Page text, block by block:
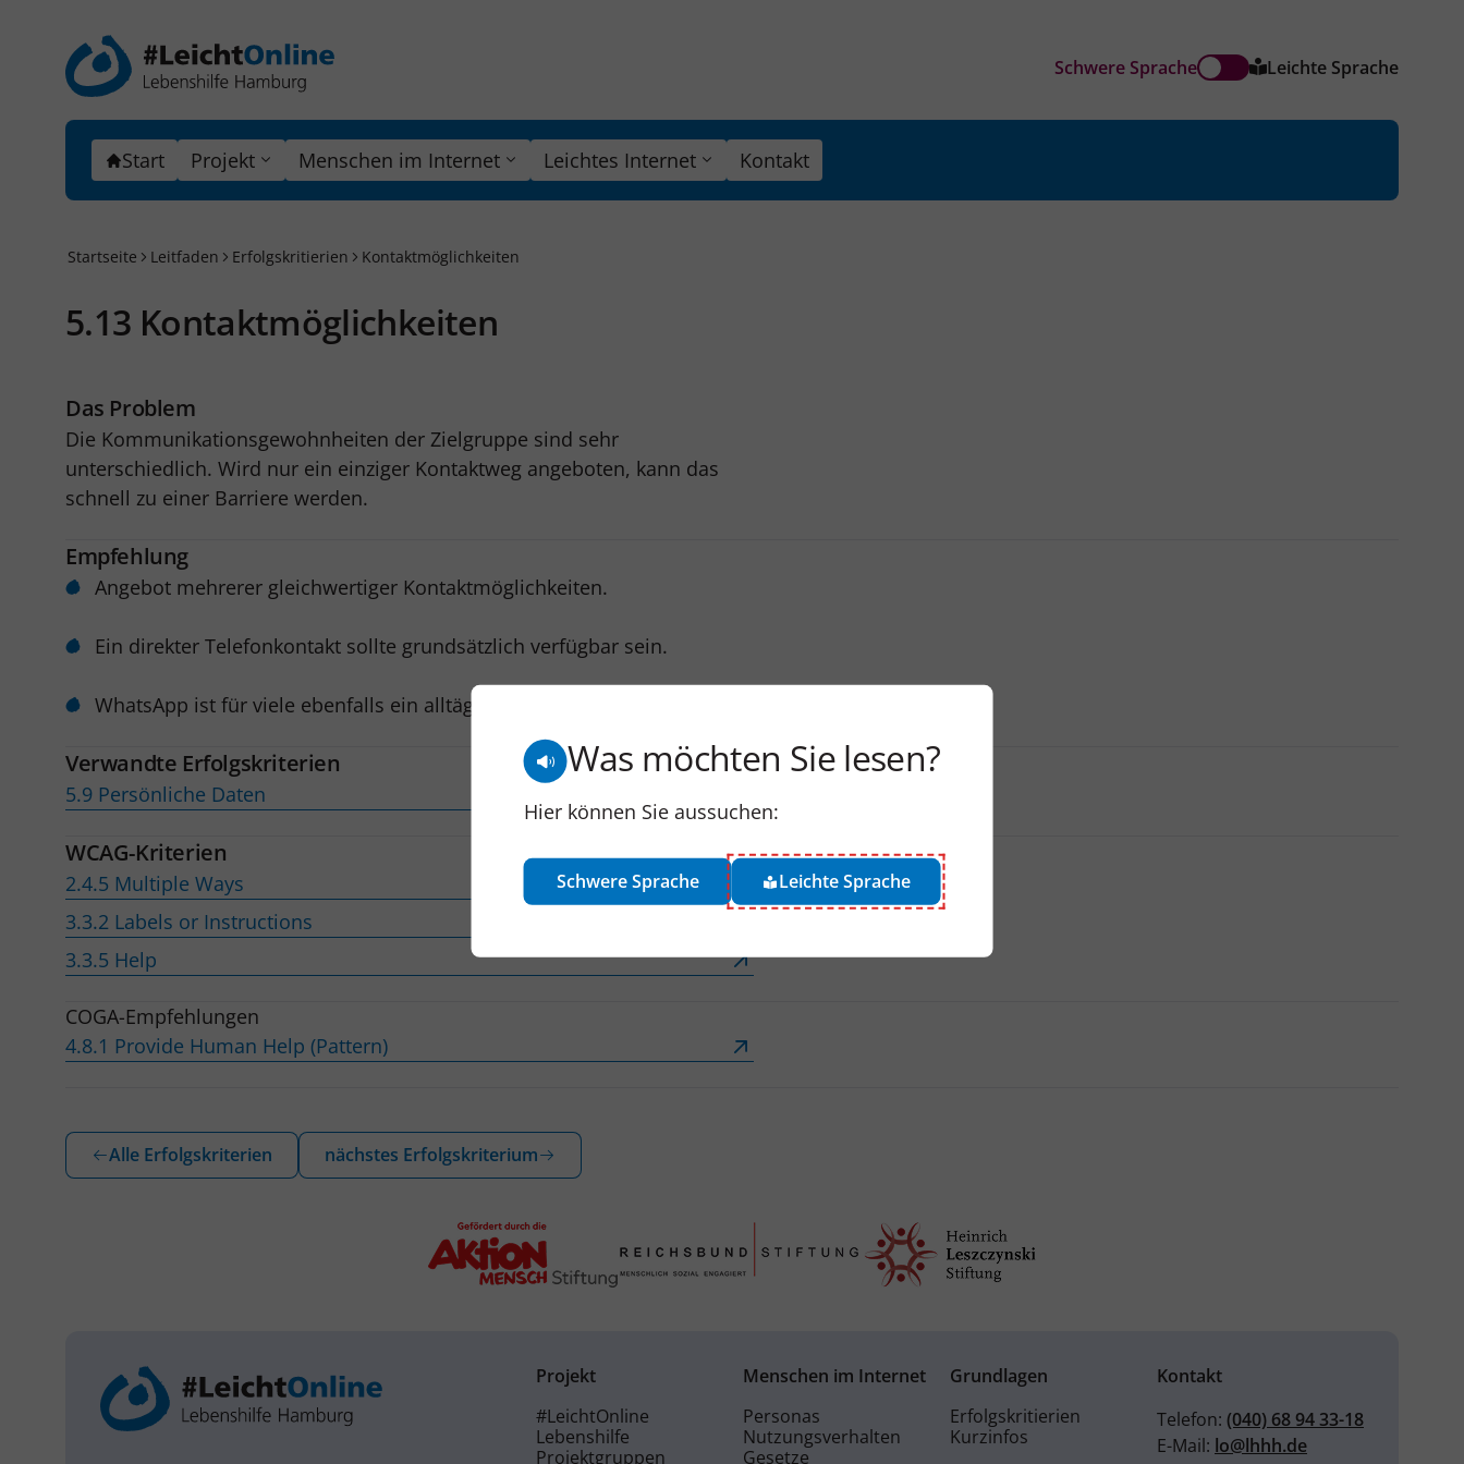
Schwere Sprache Leichte Sprache
Start Projekt Menschen im Internet Leichtes Internet Kontakt
Startseite Leitfaden Erfolgskritierien Kontaktmöglichkeiten
5.13 Kontaktmöglichkeiten
Das Problem
Die Kommunikationsgewohnheiten der Zielgruppe sind sehr
unterschiedlich. Wird nur ein einziger Kontaktweg angeboten, kann das
schnell zu einer Barriere werden.
Empfehlung
Angebot mehrerer gleichwertiger Kontaktmöglichkeiten.
Ein direkter Telefonkontakt sollte grundsätzlich verfügbar sein.
WhatsApp ist für viele ebenfalls ein alltägliches Kommunikationsmittel.
Verwandte Erfolgskriterien
5.9 Persönliche Daten
WCAG-Kriterien
2.4.5 Multiple Ways
3.3.2 Labels or Instructions
3.3.5 Help
COGA-Empfehlungen
4.8.1 Provide Human Help (Pattern)
Alle Erfolgskriterien nächstes Erfolgskriterium
Projekt
#LeichtOnline
Lebenshilfe
Projektgruppen
Menschen im Internet
Personas
Nutzungsverhalten
Gesetze
Grundlagen
Erfolgskritierien
Kurzinfos
Kontakt
Telefon: (040) 68 94 33-18
E-Mail: lo@lhhh.de
Was möchten Sie lesen?
Hier können Sie aussuchen:
Schwere Sprache Leichte Sprache